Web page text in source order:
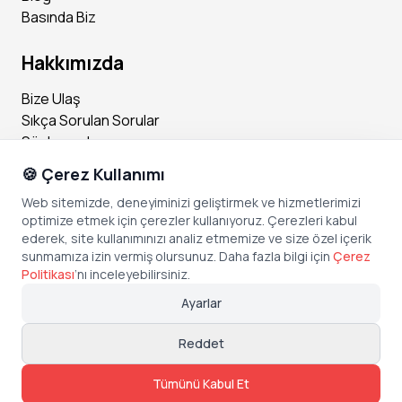
e getirmek,
Karşılaşılan operasyonel aksaklıklara çözüm bulmak,
Çalışma süresince fiziksel olarak aktif kalmak (yürümek, ay
akta durmak, eğilmek, uzanmak vb.),
20 kilograma kadar olan kutu ve ürünleri güvenli şekilde kal
dırmak ve taşımak,
Belirlenen iş güvenliği, kalite ve üretim prosedürlerine titizli
kle uymak.
ans sahibi özel istihdam bürosudur.
Basında Biz
Hakkımızda
Bize Ulaş
Sıkça Sorulan Sorular
Sözleşmeler
Sosyal Medya
Instagram
Facebook
X (Twitter)
TikTok
Copyright © Bonded Technologies Inc.
🍪 Çerez Kullanımı
Web sitemizde, deneyiminizi geliştirmek ve hizmetlerimizi
optimize etmek için çerezler kullanıyoruz. Çerezleri kabul
ederek, site kullanımınızı analiz etmemize ve size özel içerik
sunmamıza izin vermiş olursunuz. Daha fazla bilgi için Çerez
Politikası’nı inceleyebilirsiniz.
Ayarlar
Reddet
Tümünü Kabul Et